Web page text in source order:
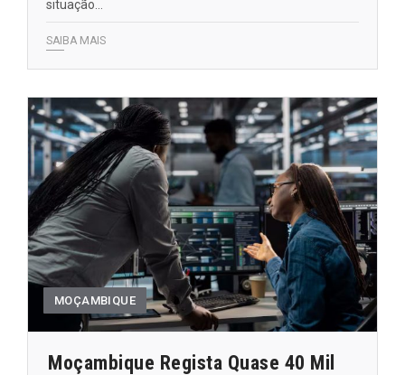
situação…
SAIBA MAIS
MOÇAMBIQUE
Moçambique Regista Quase 40 Mil